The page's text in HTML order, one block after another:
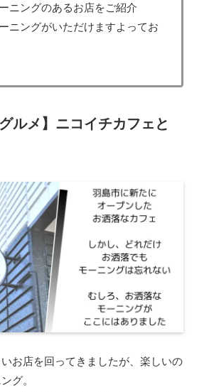
ニングのあるお店をご紹介
ニングがいただけますよってお
ルメ】ニコイチカフェと
お店を回ってきましたが、楽しいの
グ。